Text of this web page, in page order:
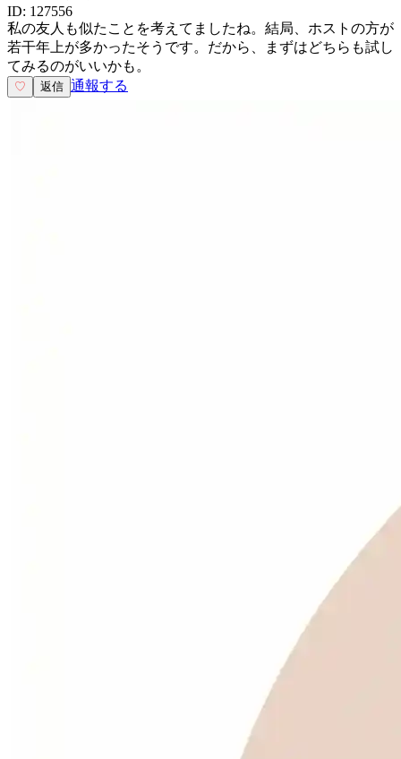
ID: 127556
私の友人も似たことを考えてましたね。結局、ホストの方が
若干年上が多かったそうです。だから、まずはどちらも試し
てみるのがいいかも。
♡ 返信 通報する